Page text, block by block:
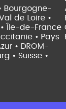
Bourgogne-
de Loire •
Île-de-France
• Pays
• DROM-
• Suisse •